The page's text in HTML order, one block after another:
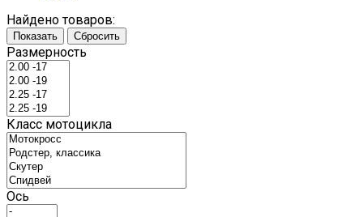
Найдено товаров:
Показать Сбросить
Размерность
Класс мотоцикла
Ось